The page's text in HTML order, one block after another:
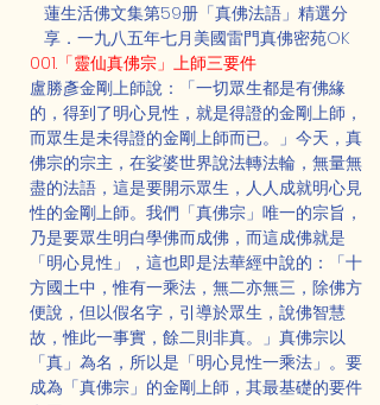
蓮生活佛文集第59册「真佛法語」精選分
享．一九八五年七月美國雷門真佛密苑OK
001.「靈仙真佛宗」上師三要件
盧勝彥金剛上師說：「一切眾生都是有佛緣
的，得到了明心見性，就是得證的金剛上師，
而眾生是未得證的金剛上師而已。」今天，真
佛宗的宗主，在娑婆世界說法轉法輪，無量無
盡的法語，這是要開示眾生，人人成就明心見
性的金剛上師。我們「真佛宗」唯一的宗旨，
乃是要眾生明白學佛而成佛，而這成佛就是
「明心見性」，這也即是法華經中說的：「十
方國土中，惟有一乘法，無二亦無三，除佛方
便說，但以假名字，引導於眾生，說佛智慧
故，惟此一事實，餘二則非真。」真佛宗以
「真」為名，所以是「明心見性一乘法」。要
成為「真佛宗」的金剛上師，其最基礎的要件